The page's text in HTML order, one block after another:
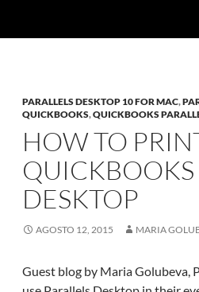
PARALLELS DESKTOP 10 FOR MAC,
QUICKBOOKS,QUICKBOOKS
HOW TO
QUICKBOOKS
DESKTOP
AGOSTO 12, 2015 MARIA
Guest blog by Maria Golubeva,